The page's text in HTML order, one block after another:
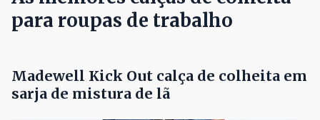
para roupas de trabalho
Madewell Kick Out calça de colheita em
sarja de mistura de lã